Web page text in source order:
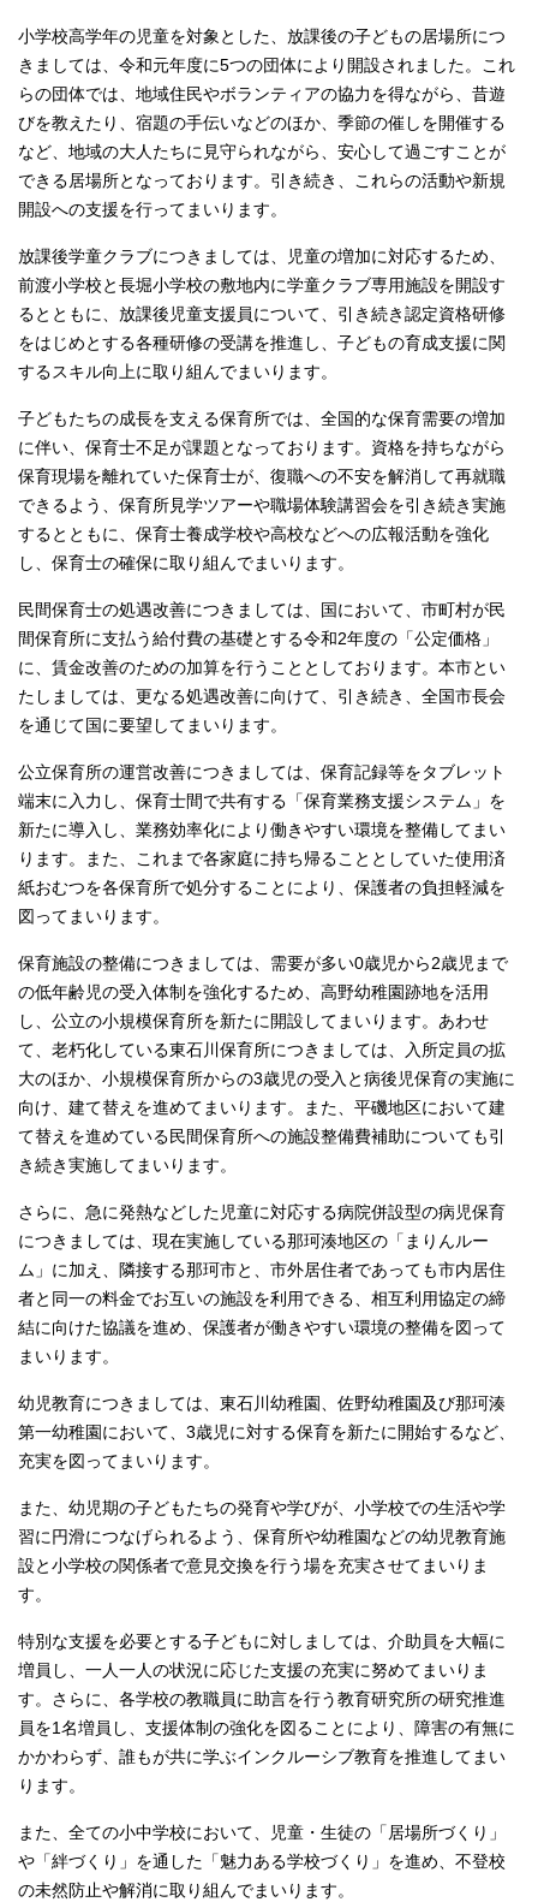
小学校高学年の児童を対象とした、放課後の子どもの居場所につ
きましては、令和元年度に5つの団体により開設されました。これ
らの団体では、地域住民やボランティアの協力を得ながら、昔遊
びを教えたり、宿題の手伝いなどのほか、季節の催しを開催する
など、地域の大人たちに見守られながら、安心して過ごすことが
できる居場所となっております。引き続き、これらの活動や新規
開設への支援を行ってまいります。
放課後学童クラブにつきましては、児童の増加に対応するため、
前渡小学校と長堀小学校の敷地内に学童クラブ専用施設を開設す
るとともに、放課後児童支援員について、引き続き認定資格研修
をはじめとする各種研修の受講を推進し、子どもの育成支援に関
するスキル向上に取り組んでまいります。
子どもたちの成長を支える保育所では、全国的な保育需要の増加
に伴い、保育士不足が課題となっております。資格を持ちながら
保育現場を離れていた保育士が、復職への不安を解消して再就職
できるよう、保育所見学ツアーや職場体験講習会を引き続き実施
するとともに、保育士養成学校や高校などへの広報活動を強化
し、保育士の確保に取り組んでまいります。
民間保育士の処遇改善につきましては、国において、市町村が民
間保育所に支払う給付費の基礎とする令和2年度の「公定価格」
に、賃金改善のための加算を行うこととしております。本市とい
たしましては、更なる処遇改善に向けて、引き続き、全国市長会
を通じて国に要望してまいります。
公立保育所の運営改善につきましては、保育記録等をタブレット
端末に入力し、保育士間で共有する「保育業務支援システム」を
新たに導入し、業務効率化により働きやすい環境を整備してまい
ります。また、これまで各家庭に持ち帰ることとしていた使用済
紙おむつを各保育所で処分することにより、保護者の負担軽減を
図ってまいります。
保育施設の整備につきましては、需要が多い0歳児から2歳児まで
の低年齢児の受入体制を強化するため、高野幼稚園跡地を活用
し、公立の小規模保育所を新たに開設してまいります。あわせ
て、老朽化している東石川保育所につきましては、入所定員の拡
大のほか、小規模保育所からの3歳児の受入と病後児保育の実施に
向け、建て替えを進めてまいります。また、平磯地区において建
て替えを進めている民間保育所への施設整備費補助についても引
き続き実施してまいります。
さらに、急に発熱などした児童に対応する病院併設型の病児保育
につきましては、現在実施している那珂湊地区の「まりんルー
ム」に加え、隣接する那珂市と、市外居住者であっても市内居住
者と同一の料金でお互いの施設を利用できる、相互利用協定の締
結に向けた協議を進め、保護者が働きやすい環境の整備を図って
まいります。
幼児教育につきましては、東石川幼稚園、佐野幼稚園及び那珂湊
第一幼稚園において、3歳児に対する保育を新たに開始するなど、
充実を図ってまいります。
また、幼児期の子どもたちの発育や学びが、小学校での生活や学
習に円滑につなげられるよう、保育所や幼稚園などの幼児教育施
設と小学校の関係者で意見交換を行う場を充実させてまいりま
す。
特別な支援を必要とする子どもに対しましては、介助員を大幅に
増員し、一人一人の状況に応じた支援の充実に努めてまいりま
す。さらに、各学校の教職員に助言を行う教育研究所の研究推進
員を1名増員し、支援体制の強化を図ることにより、障害の有無に
かかわらず、誰もが共に学ぶインクルーシブ教育を推進してまい
ります。
また、全ての小中学校において、児童・生徒の「居場所づくり」
や「絆づくり」を通した「魅力ある学校づくり」を進め、不登校
の未然防止や解消に取り組んでまいります。